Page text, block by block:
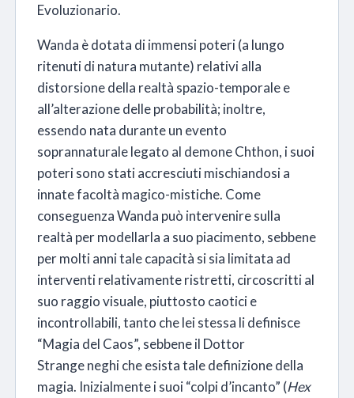
Evoluzionario.
Wanda è dotata di immensi poteri (a lungo
ritenuti di natura mutante) relativi alla
distorsione della realtà spazio-temporale e
all’alterazione delle probabilità; inoltre,
essendo nata durante un evento
soprannaturale legato al demone Chthon, i suoi
poteri sono stati accresciuti mischiandosi a
innate facoltà magico-mistiche. Come
conseguenza Wanda può intervenire sulla
realtà per modellarla a suo piacimento, sebbene
per molti anni tale capacità si sia limitata ad
interventi relativamente ristretti, circoscritti al
suo raggio visuale, piuttosto caotici e
incontrollabili, tanto che lei stessa li definisce
“Magia del Caos”, sebbene il Dottor
Strange neghi che esista tale definizione della
magia. Inizialmente i suoi “colpi d’incanto” (Hex